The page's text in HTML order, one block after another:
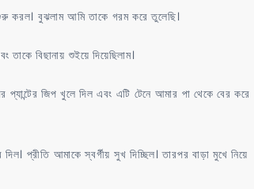
করল। বুঝলাম আমি তাকে গরম করে তুলেছি।
বিছানায় শুইয়ে দিয়েছিলাম।
জিপ খুলে দিল এবং এটি টেনে আমার পা থেকে বের করে
প্রীতি আমাকে স্বর্গীয় সুখ দিচ্ছিল। তারপর বাড়া মুখে নিয়ে